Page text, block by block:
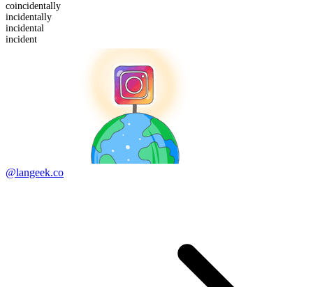
coincidentally
incidentally
incidental
incident
@langeek.co